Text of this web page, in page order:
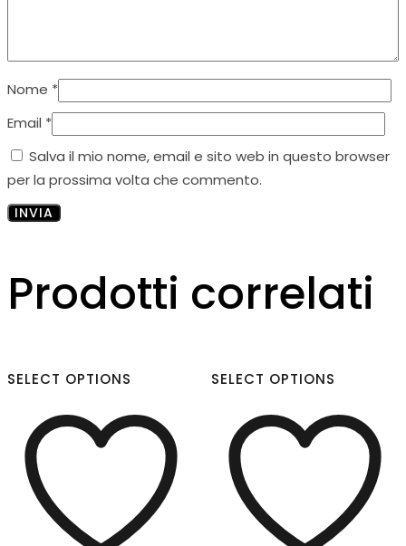
Nome *
Email *
Salva il mio nome, email e sito web in questo browser
per la prossima volta che commento.
Prodotti correlati
SELECT OPTIONS SELECT OPTIONS